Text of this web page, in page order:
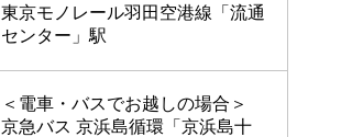
東京モノレール羽田空港線「流通
センター」駅
＜電車・バスでお越しの場合＞
京急バス 京浜島循環「京浜島十